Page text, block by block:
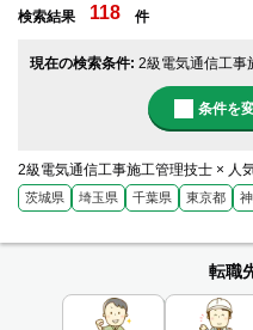
検索結果 118 件
現在の検索条件: 2級電気通信工事
条件を
2級電気通信工事施工管理技士 × 人
茨城県 埼玉県 千葉県 東京都
転職